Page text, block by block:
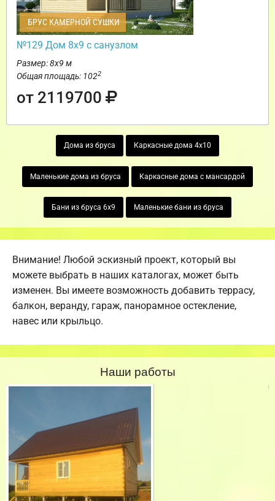
БРУС КАМЕРНОЙ СУШКИ
№129 Дом 8х9 с санузлом
Размер: 8х9 м
Общая площадь: 1022
от 2119700
Дома из бруса Каркасные дома 4х10
Маленькие дома из бруса Каркасные дома с мансардой
Бани из бруса 6х9 Маленькие бани из бруса
Внимание! Любой эскизный проект, который вы
можете выбрать в наших каталогах, может быть
изменен. Вы имеете возможность добавить террасу,
балкон, веранду, гараж, панорамное остекление,
навес или крыльцо.
Наши работы